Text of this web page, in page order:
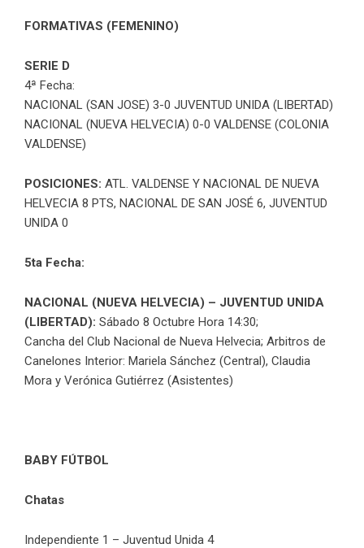
FORMATIVAS (FEMENINO)
SERIE D
4ª Fecha:
NACIONAL (SAN JOSE) 3-0 JUVENTUD UNIDA (LIBERTAD)
NACIONAL (NUEVA HELVECIA) 0-0 VALDENSE (COLONIA
VALDENSE)
POSICIONES: ATL. VALDENSE Y NACIONAL DE NUEVA
HELVECIA 8 PTS, NACIONAL DE SAN JOSÉ 6, JUVENTUD
UNIDA 0
5ta Fecha:
NACIONAL (NUEVA HELVECIA) – JUVENTUD UNIDA
(LIBERTAD): Sábado 8 Octubre Hora 14:30;
Cancha del Club Nacional de Nueva Helvecia; Arbitros de
Canelones Interior: Mariela Sánchez (Central), Claudia
Mora y Verónica Gutiérrez (Asistentes)
BABY FÚTBOL
Chatas
Independiente 1 – Juventud Unida 4